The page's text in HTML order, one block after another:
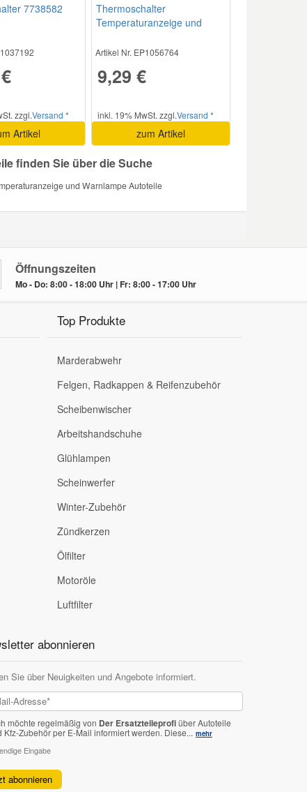
7738582
zzgl.Versand *
Artikel
Thermoschalter
Temperaturanzeige und
Artikel Nr. EP1056764
9,29 €
inkl. 19% MwSt. zzgl.Versand *
zum Artikel
finden Sie über die Suche
und Warnlampe Autoteile
Öffnungszeiten
Mo - Do: 8:00 - 18:00 Uhr | Fr: 8:00 - 17:00 Uhr
Top Produkte
Marderabwehr
Felgen, Radkappen & Reifenzubehör
Scheibenwischer
Arbeitshandschuhe
Glühlampen
Scheinwerfer
Winter-Zubehör
Zündkerzen
Ölfilter
Motoröle
Luftfilter
abonnieren
Sie über Neuigkeiten und Angebote informiert.
möchte regelmäßig von Der Ersatzteileprofiüber Autoteile
Kfz-Zubehör per E-Mail informiert werden. Diese... mehr
Eingabe
abonnieren